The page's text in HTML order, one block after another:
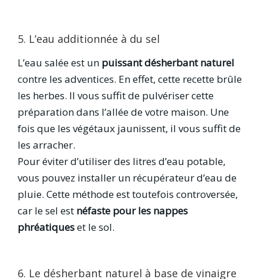
5. L’eau additionnée à du sel
L’eau salée est un puissant désherbant naturel
contre les adventices. En effet, cette recette brûle
les herbes. Il vous suffit de pulvériser cette
préparation dans l’allée de votre maison. Une
fois que les végétaux jaunissent, il vous suffit de
les arracher.
Pour éviter d’utiliser des litres d’eau potable,
vous pouvez installer un récupérateur d’eau de
pluie. Cette méthode est toutefois controversée,
car le sel est néfaste pour les nappes
phréatiqueset le sol.
6. Le désherbant naturel à base de vinaigre